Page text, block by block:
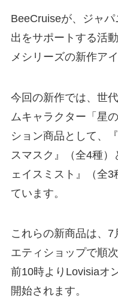
BeeCruiseが、ジャ
出をサポートする活
メシリーズの新作ア
今回の新作では、世
ムキャラクター「星
ション商品として、
スマスク』（全4種
ェイスミスト』（全
ています。
これらの新商品は、
エティショップで順
前10時よりLovisiaオ
開始されます。